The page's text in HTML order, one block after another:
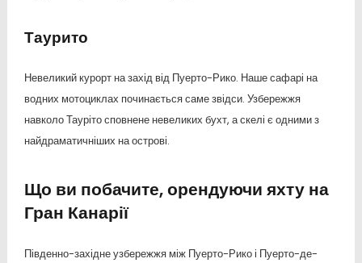
Таурито
Невеликий курорт на захід від Пуерто-Рико. Наше сафарі на
водних мотоциклах починається саме звідси. Узбережжя
навколо Тауріто сповнене невеликих бухт, а скелі є одними з
найдраматичніших на острові.
Що ви побачите, орендуючи яхту на
Гран Канарії
Південно-західне узбережжя між Пуерто-Рико і Пуерто-де-